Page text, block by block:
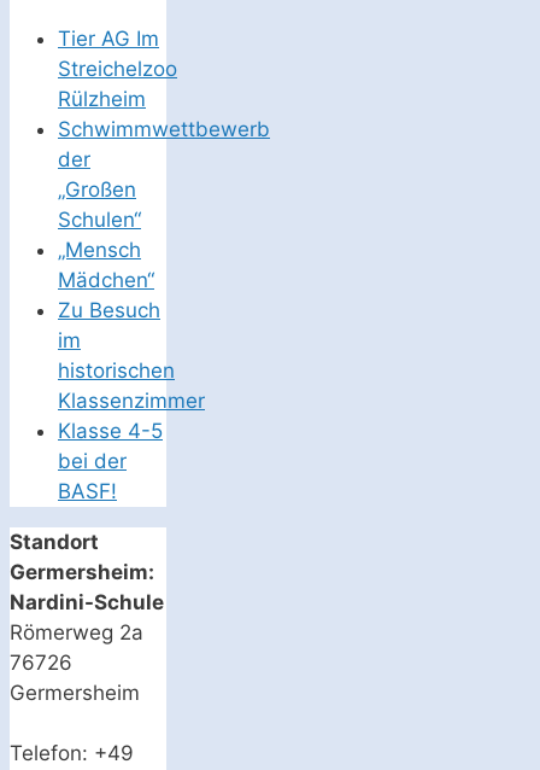
Tier AG Im
Streichelzoo
Rülzheim
Schwimmwettbewerb
der
„Großen
Schulen“
„Mensch
Mädchen“
Zu Besuch
im
historischen
Klassenzimmer
Klasse 4-5
bei der
BASF!
Standort
Germersheim:
Nardini-Schule
Römerweg 2a
76726
Germersheim
Telefon: +49